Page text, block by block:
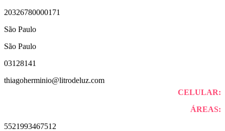
20326780000171
São Paulo
São Paulo
03128141
thiagoherminio@litrodeluz.com
CELULAR:
ÁREAS:
5521993467512